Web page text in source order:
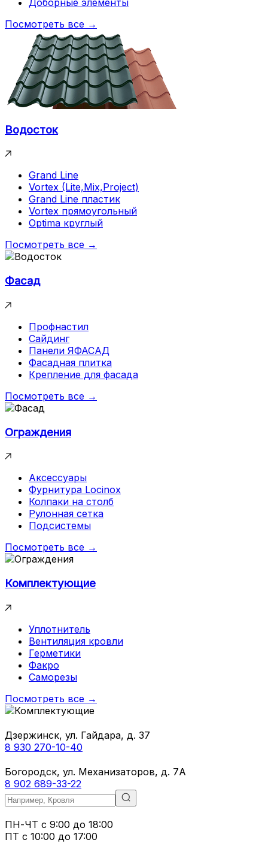
Посмотреть все →
Водосток
Grand Line
Vortex (Lite,Mix,Project)
Grand Line пластик
Vortex прямоугольный
Optima круглый
Посмотреть все →
Фасад
Профнастил
Сайдинг
Панели ЯФАСАД
Фасадная плитка
Крепление для фасада
Посмотреть все →
Ограждения
Аксессуары
Фурнитура Locinox
Колпаки на столб
Рулонная сетка
Подсистемы
Посмотреть все →
Комплектующие
Уплотнитель
Вентиляция кровли
Герметики
Факро
Саморезы
Посмотреть все →
Дзержинск, ул. Гайдара, д. 37
8 930 270-10-40
Богородск, ул. Механизаторов, д. 7А
8 902 689-33-22
ПН-ЧТ с 9:00 до 18:00
ПТ с 10:00 до 17:00